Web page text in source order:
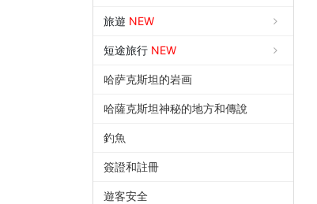
旅遊 NEW
短途旅行 NEW
哈萨克斯坦的岩画
哈薩克斯坦神秘的地方和傳說
釣魚
簽證和註冊
遊客安全